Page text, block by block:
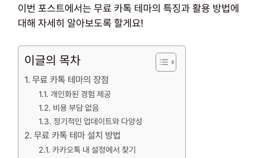
이번 포스트에서는 무료 카톡 테마의 특징과 활용 방법에
대해 자세히 알아보도록 할게요!
이글의 목차
무료 카톡 테마의 장점
개인화된 경험 제공
비용 부담 없음
정기적인 업데이트와 다양성
무료 카톡 테마 설치 방법
카카오톡 내 설정에서 찾기